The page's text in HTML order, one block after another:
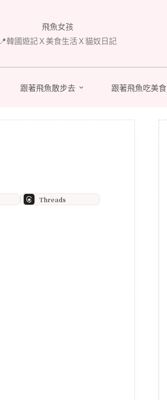
飛魚女孩
📍韓國遊記Ｘ美食生活Ｘ貓奴日記
跟著飛魚散步去 跟著飛魚吃美食
Threads